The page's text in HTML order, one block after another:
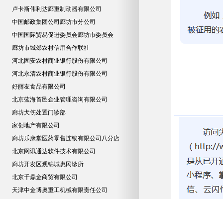
卢卡斯伟利达廊重制动器有限公司
中国邮政集团公司廊坊市分公司
中国国际贸易促进委员会廊坊市委员会
廊坊市城郊农村信用合作联社
河北固安农村商业银行股份有限公司
河北永清农村商业银行股份有限公司
好丽友食品有限公司
北京蓝海首邑企业管理咨询有限公司
廊坊犬伤处置门诊部
家创地产有限公司
廊坊乐康堂医药零售连锁有限公司八分店
北京网讯通达软件技术有限公司
廊坊开发区观锦城惠民诊所
北京千鼎金商贸有限公司
天津中金博奥重工机械有限责任公司